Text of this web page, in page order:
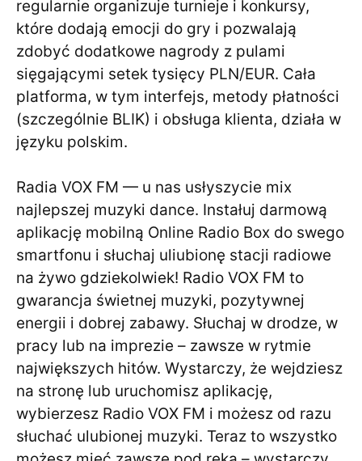
regularnie organizuje turnieje i konkursy,
które dodają emocji do gry i pozwalają
zdobyć dodatkowe nagrody z pulami
sięgającymi setek tysięcy PLN/EUR. Cała
platforma, w tym interfejs, metody płatności
(szczególnie BLIK) i obsługa klienta, działa w
języku polskim.
Radia VOX FM — u nas usłyszycie mix
najlepszej muzyki dance. Instałuj darmową
aplikację mobilną Online Radio Box do swego
smartfonu i słuchaj uliubionę stacji radiowe
na żywo gdziekolwiek! Radio VOX FM to
gwarancja świetnej muzyki, pozytywnej
energii i dobrej zabawy. Słuchaj w drodze, w
pracy lub na imprezie – zawsze w rytmie
największych hitów. Wystarczy, że wejdziesz
na stronę lub uruchomisz aplikację,
wybierzesz Radio VOX FM i możesz od razu
słuchać ulubionej muzyki. Teraz to wszystko